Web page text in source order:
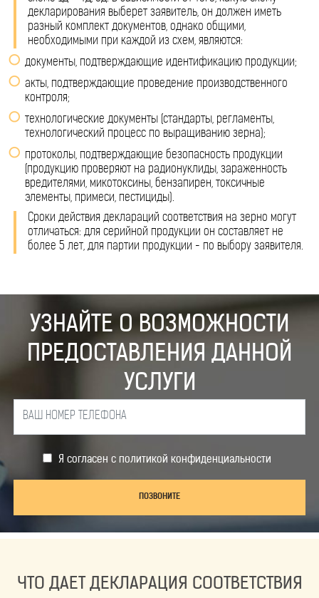
декларирования выберет заявитель, он должен иметь
разный комплект документов, однако общими,
необходимыми при каждой из схем, являются:
документы, подтверждающие идентификацию продукции;
акты, подтверждающие проведение производственного
контроля;
технологические документы (стандарты, регламенты,
технологический процесс по выращиванию зерна);
протоколы, подтверждающие безопасность продукции
(продукцию проверяют на радионуклиды, зараженность
вредителями, микотоксины, бензапирен, токсичные
элементы, примеси, пестициды).
Сроки действия деклараций соответствия на зерно могут
отличаться: для серийной продукции он составляет не
более 5 лет, для партии продукции - по выбору заявителя.
УЗНАЙТЕ О ВОЗМОЖНОСТИ
ПРЕДОСТАВЛЕНИЯ ДАННОЙ
УСЛУГИ
Я согласен с политикой конфиденциальности
ПОЗВОНИТЕ
ЧТО ДАЕТ ДЕКЛАРАЦИЯ СООТВЕТСТВИЯ